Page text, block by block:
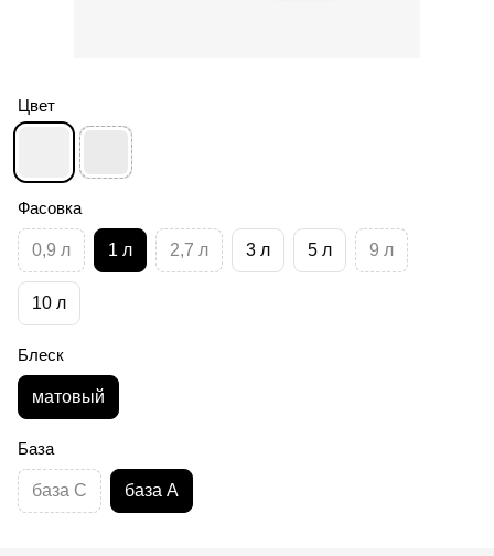
Цвет
Фасовка
0,9 л 1 л 2,7 л 3 л 5 л 9 л
10 л
Блеск
матовый
База
база C база A